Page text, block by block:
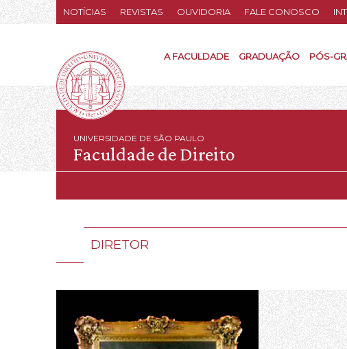
NOTÍCIAS REVISTAS OUVIDORIA FALE CONOSCO
A FACULDADE GRADUAÇÃO PÓS-
UNIVERSIDADE DE SÃO PAULO
Faculdade de Direito
DIRETOR